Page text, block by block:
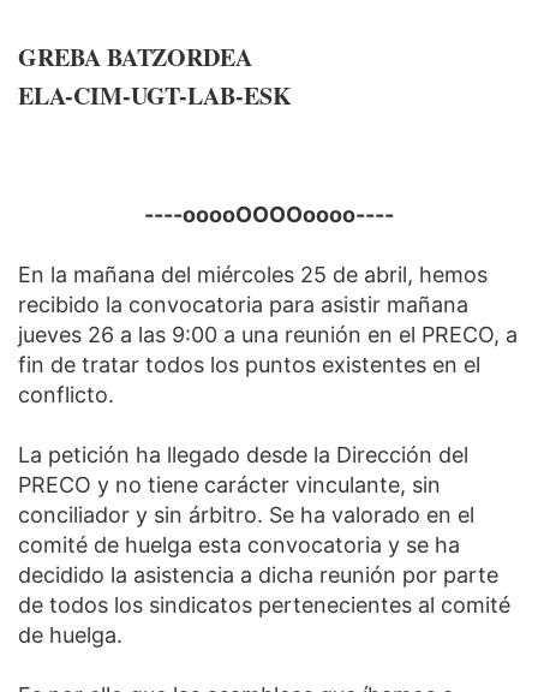
GREBA BATZORDEA
ELA-CIM-UGT-LAB-ESK
----ooooOOOOoooo----
En la mañana del miércoles 25 de abril, hemos
recibido la convocatoria para asistir mañana
jueves 26 a las 9:00 a una reunión en el PRECO, a
fin de tratar todos los puntos existentes en el
conflicto.
La petición ha llegado desde la Dirección del
PRECO y no tiene carácter vinculante, sin
conciliador y sin árbitro. Se ha valorado en el
comité de huelga esta convocatoria y se ha
decidido la asistencia a dicha reunión por parte
de todos los sindicatos pertenecientes al comité
de huelga.